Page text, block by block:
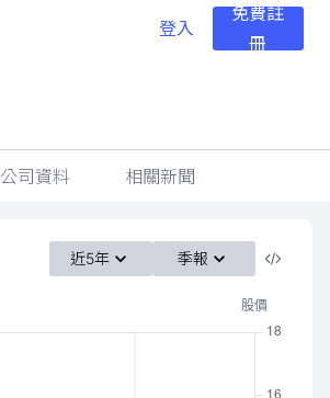
登入
免費註
冊
公司資料 相關新聞
近5年 季報